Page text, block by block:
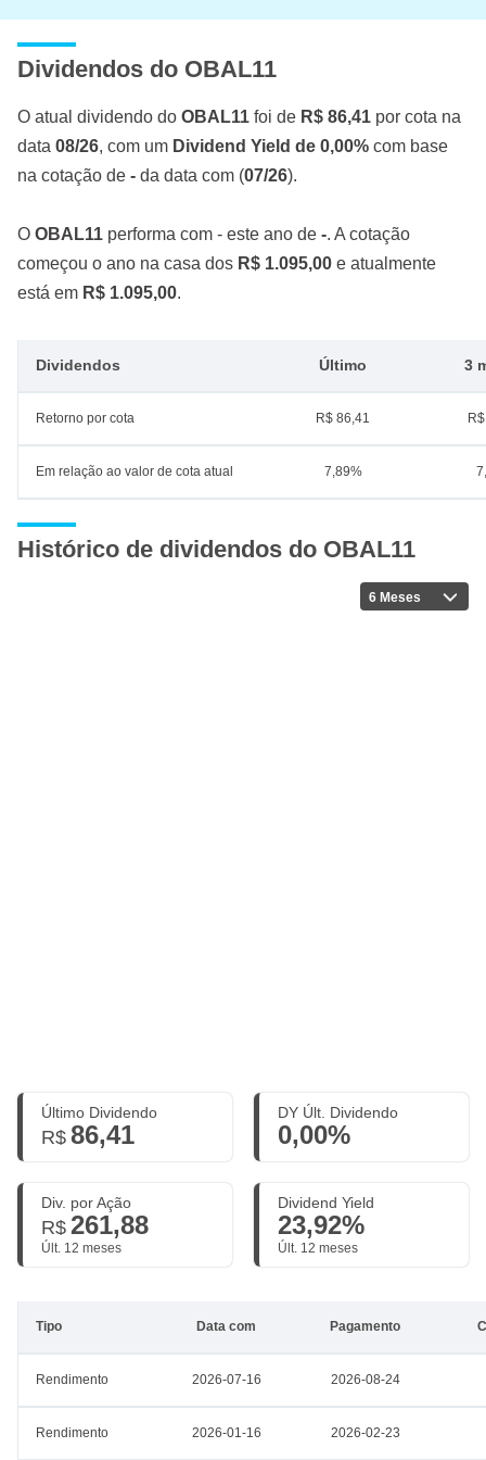
Dividendos do OBAL11
O atual dividendo do OBAL11 foi de R$ 86,41 por cota na
data 08/26, com um Dividend Yield de 0,00% com base
na cotação de - da data com (07/26).
O OBAL11 performa com - este ano de -. A cotação
começou o ano na casa dos R$ 1.095,00 e atualmente
está em R$ 1.095,00.
Dividendos Último 3
Retorno por cota R$ 86,41
Em relação ao valor de cota atual 7,89%
Histórico de dividendos do OBAL11
6 Meses
Último Dividendo
R$ 86,41
DY Últ. Dividendo
0,00%
Div. por Ação
R$ 261,88
Últ. 12 meses
Dividend Yield
23,92%
Últ. 12 meses
Tipo Data com Pagamento
Rendimento 2026-07-16 2026-08-24
Rendimento 2026-01-16 2026-02-23